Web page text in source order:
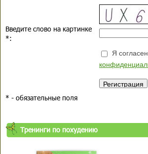
Введите слово на картинке
*:
Я
* - обязательные поля
Тренинги по похудению